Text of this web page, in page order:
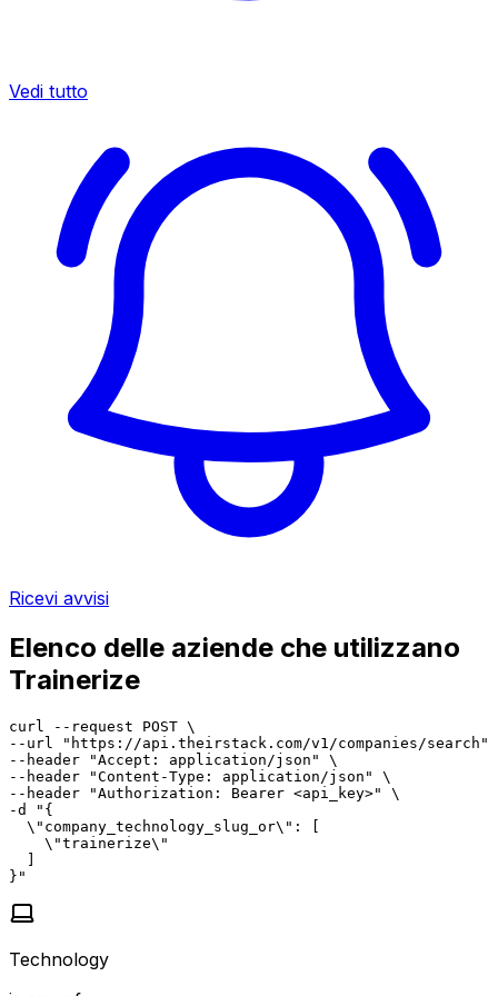
Vedi tutto
Ricevi avvisi
Elenco delle aziende che utilizzano
Trainerize
curl --request POST \
--url "https://api.theirstack.com/v1/companies/search"
--header "Accept: application/json" \
--header "Content-Type: application/json" \
--header "Authorization: Bearer <api_key>" \
-d "{
  \"company_technology_slug_or\": [
    \"trainerize\"
  ]
}"
Technology